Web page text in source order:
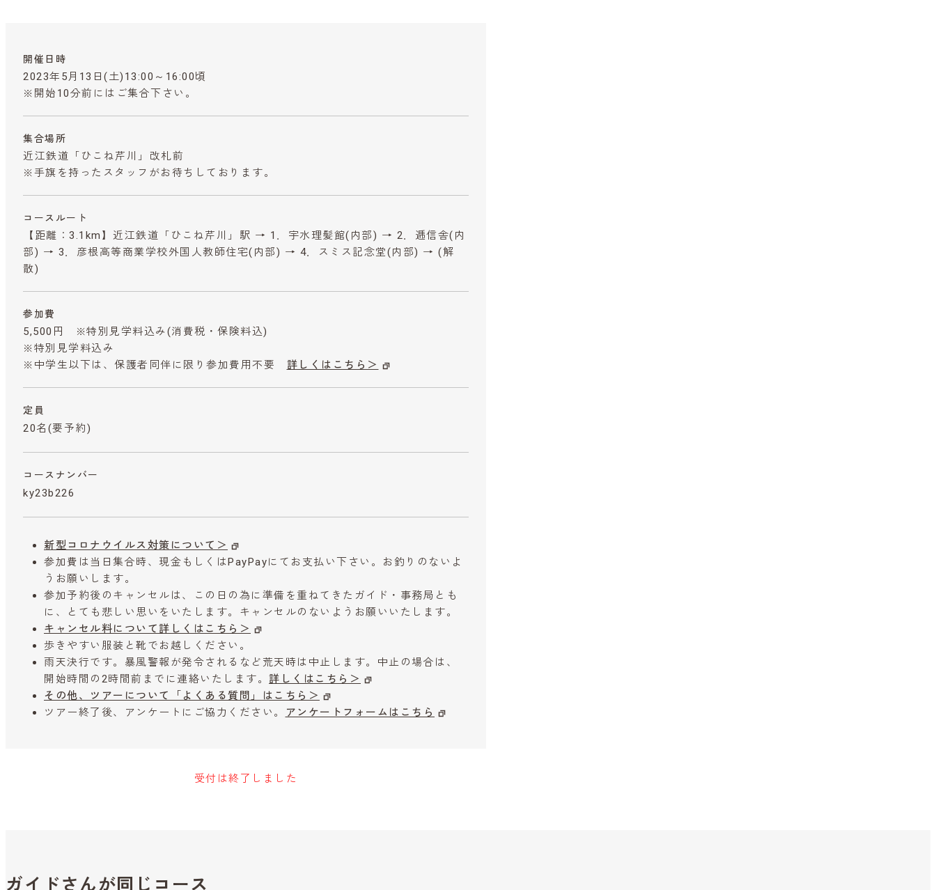
開催日時
2023年5月13日(土)13:00～16:00頃
※開始10分前にはご集合下さい。
集合場所
近江鉄道「ひこね芹川」改札前
※手旗を持ったスタッフがお待ちしております。
コースルート
【距離：3.1km】近江鉄道「ひこね芹川」駅 → 1．宇水理髪館(内部) → 2．逓信舎(内
部) → 3．彦根高等商業学校外国人教師住宅(内部) → 4．スミス記念堂(内部) → (解
散)
参加費
5,500円 ※特別見学料込み (消費税・保険料込)
※特別見学料込み
※中学生以下は、保護者同伴に限り参加費用不要 詳しくはこちら＞
定員
20名(要予約)
コースナンバー
ky23b226
新型コロナウイルス対策について＞
参加費は当日集合時、現金もしくはPayPayにてお支払い下さい。お釣りのないよ
うお願いします。
参加予約後のキャンセルは、この日の為に準備を重ねてきたガイド・事務局とも
に、とても悲しい思いをいたします。キャンセルのないようお願いいたします。
キャンセル料について詳しくはこちら＞
歩きやすい服装と靴でお越しください。
雨天決行です。暴風警報が発令されるなど荒天時は中止します。中止の場合は、
開始時間の2時間前までに連絡いたします。 詳しくはこちら＞
その他、ツアーについて「よくある質問」はこちら＞
ツアー終了後、アンケートにご協力ください。
アンケートフォームはこちら
受付は終了しました
ガイドさんが同じコース